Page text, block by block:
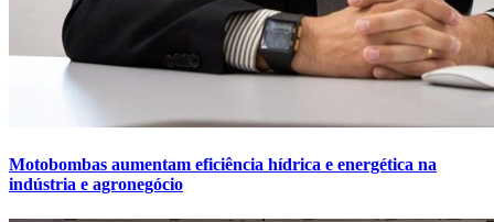
Motobombas aumentam eficiência hídrica e energética na
indústria e agronegócio